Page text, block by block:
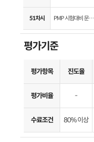
51차시 PMP 시험대비 문제풀이(4)
평가기준
평가항목 진도율
평가비율 -
수료조건 80% 이상